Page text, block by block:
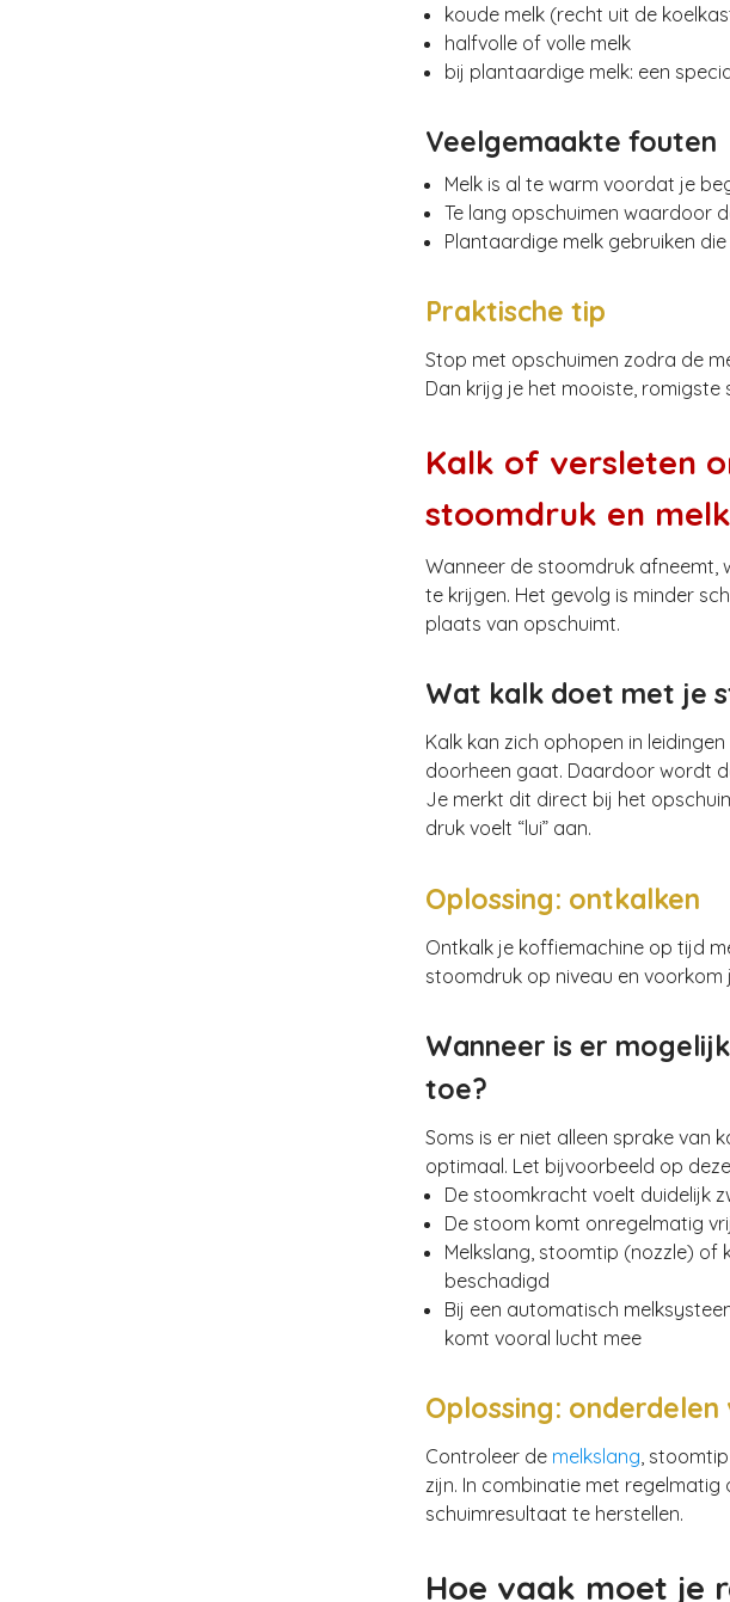
koude melk (recht uit de
halfvolle of volle melk
bij plantaardige melk: een
Veelgemaakte fouten
Melk is al te warm voordat je
Te lang opschuimen waardoor
Plantaardige melk gebruiken
Praktische tip
Stop met opschuimen zodra de
Dan krijg je het mooiste, romigste
Kalk of versleten
stoomdruk en
Wanneer de stoomdruk afneemt,
te krijgen. Het gevolg is minder
plaats van opschuimt.
Wat kalk doet met je
Kalk kan zich ophopen in
doorheen gaat. Daardoor wordt
Je merkt dit direct bij het
druk voelt “lui” aan.
Oplossing: ontkalken
Ontkalk je koffiemachine op tijd
stoomdruk op niveau en voorkom
Wanneer is er
toe?
Soms is er niet alleen sprake van
optimaal. Let bijvoorbeeld op
De stoomkracht voelt duidelijk
De stoom komt onregelmatig
Melkslang, stoomtip (nozzle)
beschadigd
Bij een automatisch
komt vooral lucht mee
Oplossing:
Controleer de melkslang,
zijn. In combinatie met
schuimresultaat te herstellen.
Hoe vaak moet je